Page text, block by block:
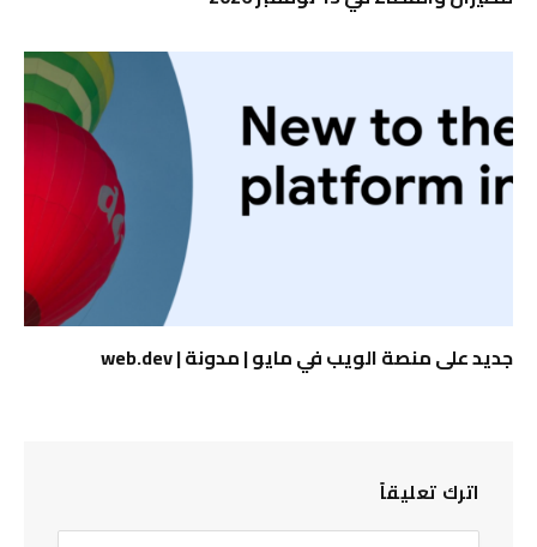
جديد على منصة الويب في مايو | مدونة | web.dev
اترك تعليقاً